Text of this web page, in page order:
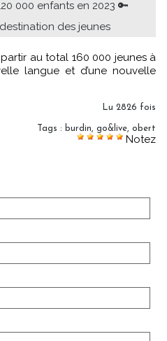
000 enfants en 2023 🔑
des jeunes
langue et d’une nouvelle
Lu 2826 fois
Tags : burdin go&live obert
Notez